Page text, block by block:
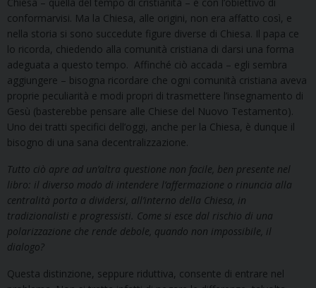
conformarvisi. Ma la Chiesa, alle origini, non era affatto così, e
nella storia si sono succedute figure diverse di Chiesa. Il papa ce
lo ricorda, chiedendo alla comunità cristiana di darsi una forma
adeguata a questo tempo.
Affinché ciò accada – egli sembra
aggiungere – bisogna ricordare che ogni comunità cristiana aveva
proprie peculiarità e modi propri di trasmettere l’insegnamento di
Gesù (basterebbe pensare alle Chiese del Nuovo Testamento).
Uno dei tratti specifici dell’oggi, anche per la Chiesa, è dunque il
bisogno di una sana decentralizzazione.
Tutto ciò apre ad un’altra questione non facile, ben presente nel
libro: il diverso modo di intendere l’affermazione o rinuncia alla
centralità porta a dividersi, all’interno della Chiesa, in
tradizionalisti e progressisti. Come si esce dal rischio di una
polarizzazione che rende debole, quando non impossibile, il
dialogo?
Questa distinzione, seppure riduttiva, consente di entrare nel